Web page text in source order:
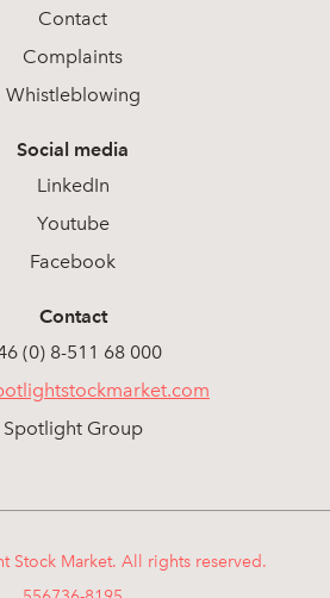
Contact
Complaints
Whistleblowing
Social media
LinkedIn
Youtube
Facebook
Contact
(0) 8-511 68 000
Spotlight Group
Stock Market. All rights reserved.